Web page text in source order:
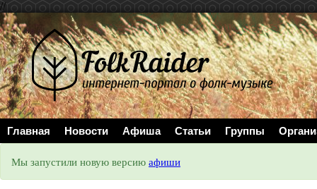
//
Главная Новости Афиша Статьи Группы
Мы запустили новую версию афиши